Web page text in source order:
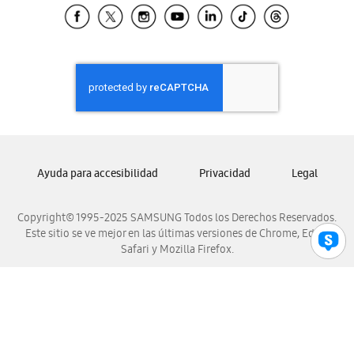
Samsung El Salvador
Samsung Honduras
Samsung Nicaragua
Samsung Panamá
Samsung Venezuela
Copyright© 1995-2025 SAMSUNG Todos los Derechos Reservados.
Este sitio se ve mejor en las últimas versiones de Chrome, Edge,
Safari y Mozilla Firefox.
Ayuda para accesibilidad Privacidad Legal